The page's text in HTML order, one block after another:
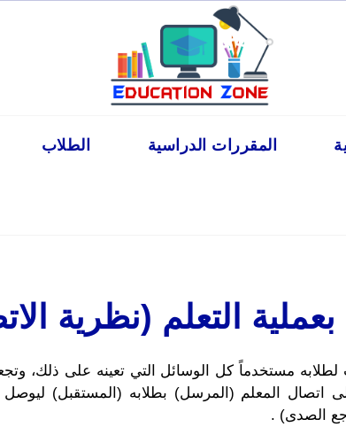
المقررات الدراسية الطلاب
بعملية التعلم (نظرية
لطلابه مستخدماً كل الوسائل التي تعينه على ذلك،
اتصال المعلم (المرسل) بطلابه (المستقبل) ليوصل
الصدى) .